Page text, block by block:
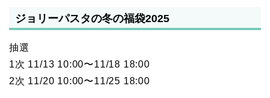
ジョリーパスタの冬の福袋2025
抽選
1次 11/13 10:00〜11/18 18:00
2次 11/20 10:00〜11/25 18:00